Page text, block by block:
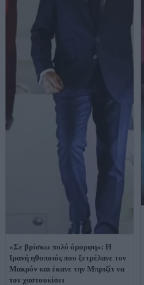
«Σε βρίσκω πολύ όμορφη»: Η
Ιρανή ηθοποιός που ξετρέλανε τον
Μακρόν και έκανε την Μπριζίτ να
τον χαστουκίσει